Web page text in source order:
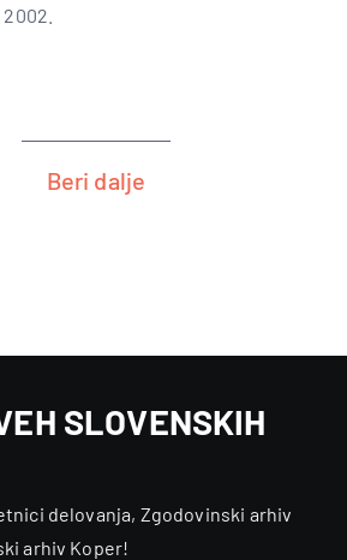
Beri dalje
SLOVENSKIH
delovanja, Zgodovinski arhiv
arhiv Koper!